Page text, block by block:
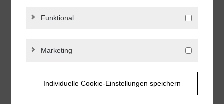
Funktional
Marketing
Individuelle Cookie-Einstellungen speichern